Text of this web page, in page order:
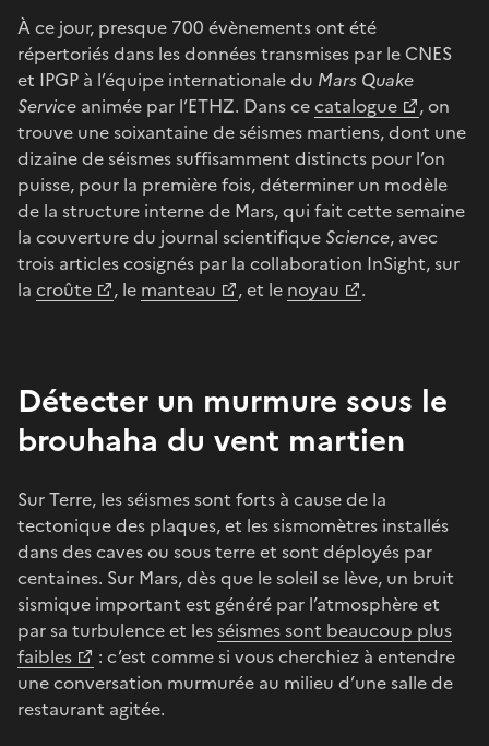
À ce jour, presque 700 évènements ont été
répertoriés dans les données transmises par le CNES
et IPGP à l’équipe internationale du Mars Quake
Service animée par l’ETHZ. Dans cecatalogue
, on
trouve une soixantaine de séismes martiens, dont une
dizaine de séismes suffisamment distincts pour l’on
puisse, pour la première fois, déterminer un modèle
de la structure interne de Mars, qui fait cette semaine
la couverture du journal scientifique Science, avec
trois articles cosignés par la collaboration InSight, sur
la croûte , le manteau , et le noyau .
Détecter un murmure sous le
brouhaha du vent martien
Sur Terre, les séismes sont forts à cause de la
tectonique des plaques, et les sismomètres installés
dans des caves ou sous terre et sont déployés par
centaines. Sur Mars, dès que le soleil se lève, un bruit
sismique important est généré par l’atmosphère et
par sa turbulence et lesséismes sont beaucoup plus
faibles
: c’est comme si vous cherchiez à entendre
une conversation murmurée au milieu d’une salle de
restaurant agitée.